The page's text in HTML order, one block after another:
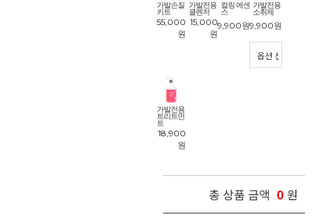
가발손질
키트
55,000
원
가발전용
클렌저
15,000
원
컬링 에센
스
9,900원
가발전용
소취제
9,900원
가발전용
트리트먼
트
18,900
원
총 상품 금액 0 원